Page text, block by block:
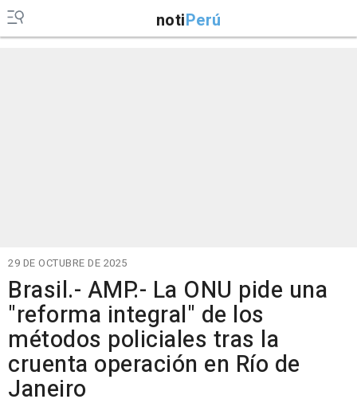
notiPerú
29 DE OCTUBRE DE 2025
Brasil.- AMP.- La ONU pide una
"reforma integral" de los
métodos policiales tras la
cruenta operación en Río de
Janeiro